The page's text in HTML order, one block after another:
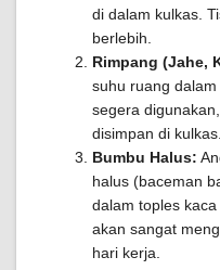
di dalam kulkas.
berlebih.
Rimpang (Jahe,
suhu ruang
segera
disimpan di kulkas.
Bumbu Halus:
halus (baceman
dalam toples
akan sangat
hari kerja.